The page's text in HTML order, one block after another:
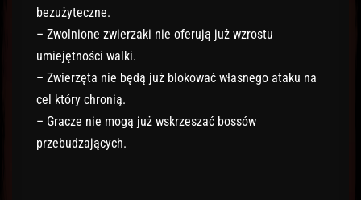
bezużyteczne.
– Zwolnione zwierzaki nie oferują już wzrostu
umiejętności walki.
– Zwierzęta nie będą już blokować własnego ataku na
cel który chronią.
– Gracze nie mogą już wskrzeszać bossów
przebudzających.